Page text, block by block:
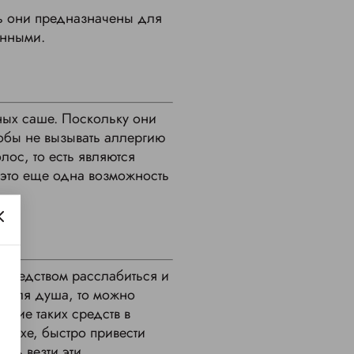
они предназначены для
саше. Поскольку они
не вызывать аллергию
то есть являются
еще одна возможность
расслабиться и
для душа, то можно
таких средств в
быстро привести